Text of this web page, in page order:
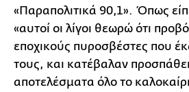
«Παραπολιτικά 90,1». Όπως
«αυτοί οι λίγοι θεωρώ ότι
εποχικούς πυροσβέστες που
τους, και κατέβαλαν
αποτελέσματα όλο το